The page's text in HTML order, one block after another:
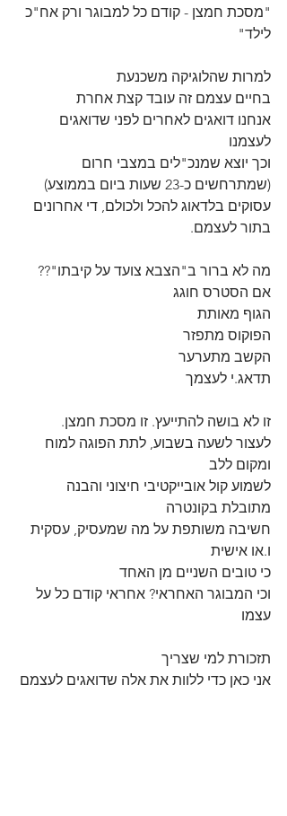
"מסכת חמצן - קודם כל למבוגר ורק אח"כ
לילד"
למרות שהלוגיקה משכנעת
בחיים עצמם זה עובד קצת אחרת
אנחנו דואגים לאחרים לפני שדואגים
לעצמנו
וכך יוצא שמנכ"לים במצבי חרום
(שמתרחשים כ-23 שעות ביום בממוצע)
עסוקים בלדאוג להכל ולכולם, די אחרונים
בתור לעצמם.
מה לא ברור ב"הצבא צועד על קיבתו"??
אם הסטרס חוגג
הגוף מאותת
הפוקוס מתפזר
הקשב מתערער
תדאג.י לעצמך
זו לא בושה להתייעץ. זו מסכת חמצן.
לעצור לשעה בשבוע, לתת הפוגה למוח
ומקום ללב
לשמוע קול אובייקטיבי חיצוני והבנה
מתובלת בקונטרה
חשיבה משותפת על מה שמעסיק, עסקית
ו.או אישית
כי טובים השניים מן האחד
וכי המבוגר האחראי? אחראי קודם כל על
עצמו
תזכורת למי שצריך
אני כאן כדי ללוות את אלה שדואגים לעצמם